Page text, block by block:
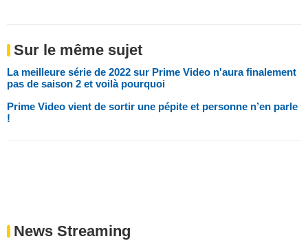
Sur le même sujet
La meilleure série de 2022 sur Prime Video n'aura finalement
pas de saison 2 et voilà pourquoi
Prime Video vient de sortir une pépite et personne n’en parle
!
News Streaming